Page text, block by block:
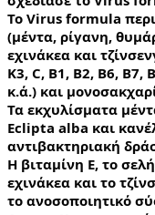
Το Virus formula
(μέντα, ρίγανη,
εχινάκεα και
K3, C, B1, B2, B6, Β7,
κ.ά.) και
Τα εκχυλίσματα
Eclipta alba και
αντιβακτηριακή
Η βιταμίνη Ε, το
εχινάκεα και το
το ανοσοποιητικό